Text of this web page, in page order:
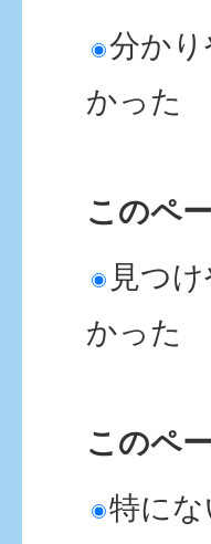
分か
かった
このペ
見つ
かった
このペ
特にな